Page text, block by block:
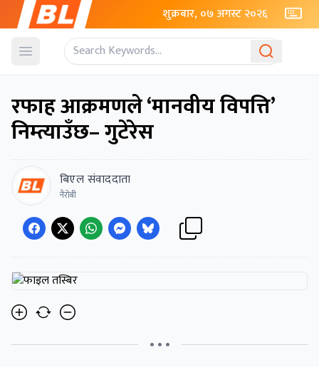
शुक्रबार, ०७ अगस्ट २०२६
Open menu
रफाह आक्रमणले ‘मानवीय विपत्ति’
निम्त्याउँछ– गुटेरेस
बिएल संवाददाता
नैरोबी
• • •